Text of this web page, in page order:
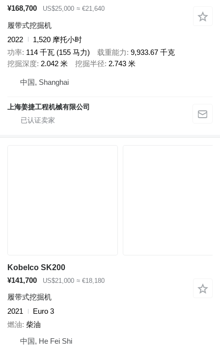
¥168,700
US$25,000 ≈ €21,640
履带式挖掘机
2022
1,520 摩托小时
功率 114 千瓦 (155 马力) 载重能力 9,933.67 千克
挖掘深度 2.042 米 挖掘半径 2.743 米
中国, Shanghai
上海姜捷工程机械有限公司
Kobelco SK200
¥141,700
US$21,000 ≈ €18,180
履带式挖掘机
2021
Euro 3
燃油 柴油
中国, He Fei Shi